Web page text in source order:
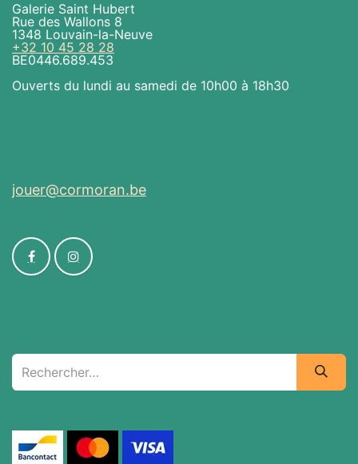
Galerie Saint Hubert
Rue des Wallons 8
1348 Louvain-la-Neuve
+32 10 45 28 28
BE0446.689.453
Ouverts du lundi au samedi de 10h00 à 18h30
jouer@cormoran.be